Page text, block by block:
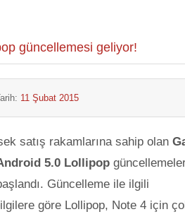
güncellemesi geliyor!
11 Şubat 2015
satış rakamlarına sahip olan
5.0 Lollipop
Güncelleme ile ilgili
göre Lollipop, Note 4 için